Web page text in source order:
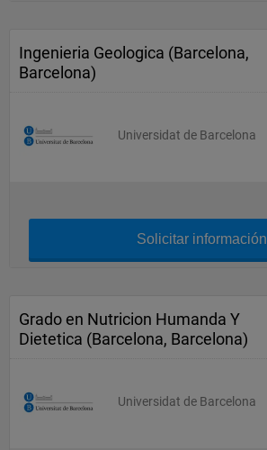
Ingenieria Geologica (Barcelona,
Barcelona)
Universidat de Barcelona
Solicitar información
Grado en Nutricion Humanda Y
Dietetica (Barcelona, Barcelona)
Universidat de Barcelona